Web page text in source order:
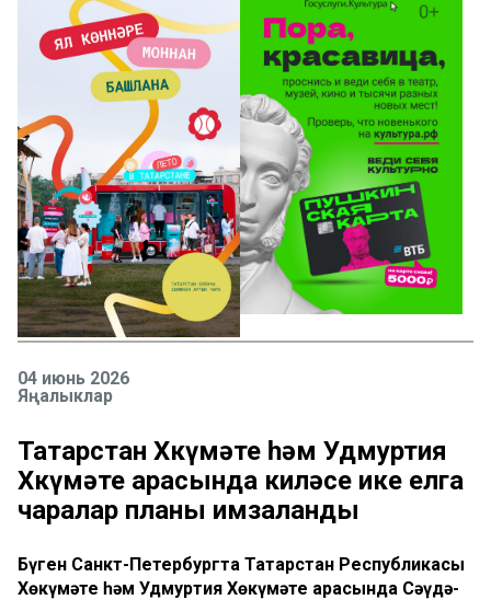
04 июнь 2026
Яңалыклар
Татарстан Хөкүмәте һәм Удмуртия
Хөкүмәте арасында киләсе ике елга
чаралар планы имзаланды
Бүген Санкт-Петербургта Татарстан Республикасы
Хөкүмәте һәм Удмуртия Хөкүмәте арасында Сәүдә-